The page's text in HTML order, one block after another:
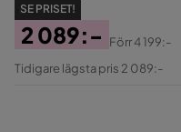
SE PRISET!
Pris
2 089:-
Original
Förr4 199:-
Tidigare lägsta pris 2 089:-